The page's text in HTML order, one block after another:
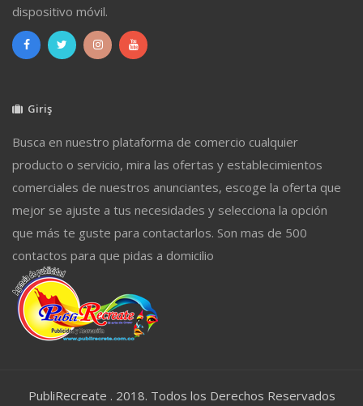
dispositivo móvil.
Giriş
Busca en nuestro plataforma de comercio cualquier
producto o servicio, mira las ofertas y establecimientos
comerciales de nuestros anunciantes, escoge la oferta que
mejor se ajuste a tus necesidades y selecciona la opción
que más te guste para contactarlos. Son mas de 500
contactos para que pidas a domicilio
PubliRecreate . 2018. Todos los Derechos Reservados